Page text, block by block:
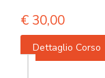
€ 30,00
Dettaglio Corso